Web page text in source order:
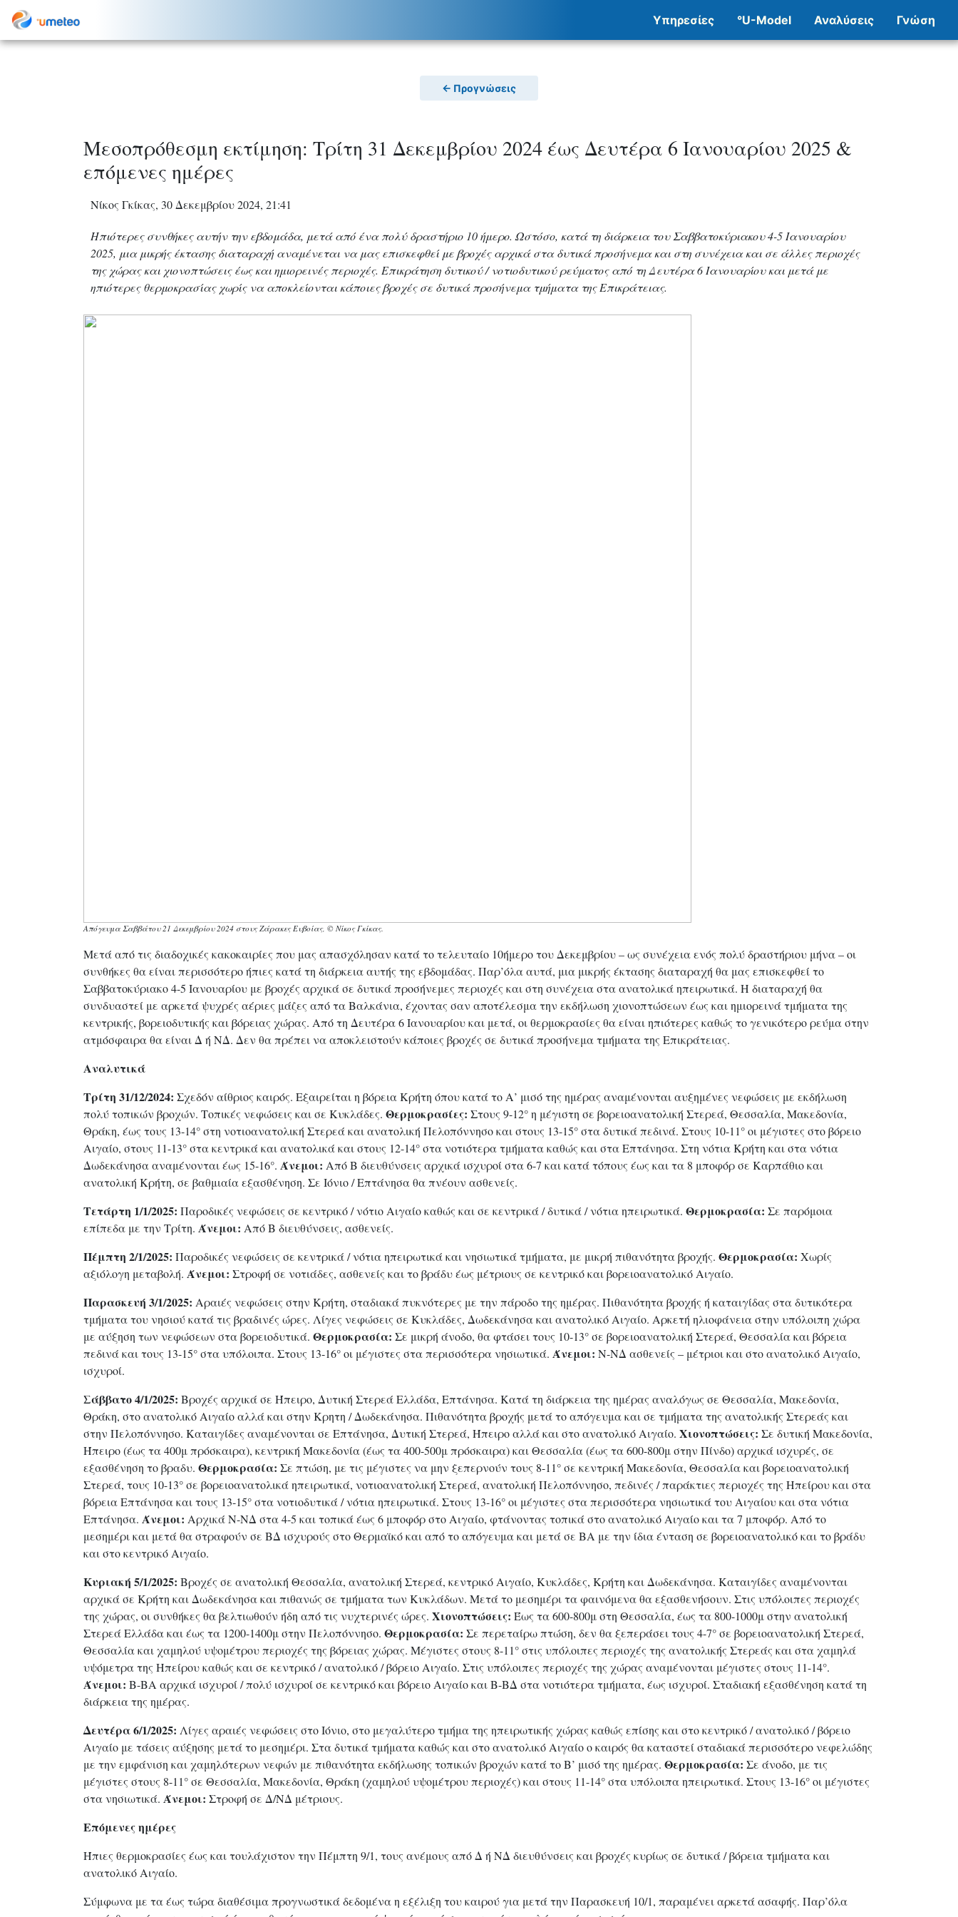
Υπηρεσίες °U-Model Αναλύσεις Γνώση
← Προγνώσεις
Μεσοπρόθεσμη εκτίμηση: Τρίτη 31 Δεκεμβρίου 2024 έως Δευτέρα 6 Ιανουαρίου 2025 &
επόμενες ημέρες
Νίκος Γκίκας, 30 Δεκεμβρίου 2024, 21:41
Ηπιότερες συνθήκες αυτήν την εβδομάδα, μετά από ένα πολύ δραστήριο 10 ήμερο. Ωστόσο, κατά τη διάρκεια του Σαββατοκύριακου 4-5 Ιανουαρίου
2025, μια μικρής έκτασης διαταραχή αναμένεται να μας επισκεφθεί με βροχές αρχικά στα δυτικά προσήνεμα και στη συνέχεια και σε άλλες περιοχές
της χώρας και χιονοπτώσεις έως και ημιορεινές περιοχές. Επικράτηση δυτικού / νοτιοδυτικού ρεύματος από τη Δευτέρα 6 Ιανουαρίου και μετά με
ηπιότερες θερμοκρασίας χωρίς να αποκλείονται κάποιες βροχές σε δυτικά προσήνεμα τμήματα της Επικράτειας.
Απόγευμα Σαββάτου 21 Δεκεμβρίου 2024 στους Ζάρακες Ευβοίας, © Νίκος Γκίκας.
Μετά από τις διαδοχικές κακοκαιρίες που μας απασχόλησαν κατά το τελευταίο 10ήμερο του Δεκεμβρίου – ως συνέχεια ενός πολύ δραστήριου μήνα – οι
συνθήκες θα είναι περισσότερο ήπιες κατά τη διάρκεια αυτής της εβδομάδας. Παρ’όλα αυτά, μια μικρής έκτασης διαταραχή θα μας επισκεφθεί το
Σαββατοκύριακο 4-5 Ιανουαρίου με βροχές αρχικά σε δυτικά προσήνεμες περιοχές και στη συνέχεια στα ανατολικά ηπειρωτικά. Η διαταραχή θα
συνδυαστεί με αρκετά ψυχρές αέριες μάζες από τα Βαλκάνια, έχοντας σαν αποτέλεσμα την εκδήλωση χιονοπτώσεων έως και ημιορεινά τμήματα της
κεντρικής, βορειοδυτικής και βόρειας χώρας. Από τη Δευτέρα 6 Ιανουαρίου και μετά, οι θερμοκρασίες θα είναι ηπιότερες καθώς το γενικότερο ρεύμα στην
ατμόσφαιρα θα είναι Δ ή ΝΔ. Δεν θα πρέπει να αποκλειστούν κάποιες βροχές σε δυτικά προσήνεμα τμήματα της Επικράτειας.
Αναλυτικά
Τρίτη 31/12/2024: Σχεδόν αίθριος καιρός. Εξαιρείται η βόρεια Κρήτη όπου κατά το Α’ μισό της ημέρας αναμένονται αυξημένες νεφώσεις με εκδήλωση
πολύ τοπικών βροχών. Τοπικές νεφώσεις και σε Κυκλάδες. Θερμοκρασίες: Στους 9-12° η μέγιστη σε βορειοανατολική Στερεά, Θεσσαλία, Μακεδονία,
Θράκη, έως τους 13-14° στη νοτιοανατολική Στερεά και ανατολική Πελοπόννησο και στους 13-15° στα δυτικά πεδινά. Στους 10-11° οι μέγιστες στο βόρειο
Αιγαίο, στους 11-13° στα κεντρικά και ανατολικά και στους 12-14° στα νοτιότερα τμήματα καθώς και στα Επτάνησα. Στη νότια Κρήτη και στα νότια
Δωδεκάνησα αναμένονται έως 15-16°. Άνεμοι: Από Β διευθύνσεις αρχικά ισχυροί στα 6-7 και κατά τόπους έως και τα 8 μποφόρ σε Καρπάθιο και
ανατολική Κρήτη, σε βαθμιαία εξασθένηση. Σε Ιόνιο / Επτάνησα θα πνέουν ασθενείς.
Τετάρτη 1/1/2025: Παροδικές νεφώσεις σε κεντρικό / νότιο Αιγαίο καθώς και σε κεντρικά / δυτικά / νότια ηπειρωτικά. Θερμοκρασία: Σε παρόμοια
επίπεδα με την Τρίτη. Άνεμοι: Από Β διευθύνσεις, ασθενείς.
Πέμπτη 2/1/2025: Παροδικές νεφώσεις σε κεντρικά / νότια ηπειρωτικά και νησιωτικά τμήματα, με μικρή πιθανότητα βροχής. Θερμοκρασία: Χωρίς
αξιόλογη μεταβολή. Άνεμοι: Στροφή σε νοτιάδες, ασθενείς και το βράδυ έως μέτριους σε κεντρικό και βορειοανατολικό Αιγαίο.
Παρασκευή 3/1/2025: Αραιές νεφώσεις στην Κρήτη, σταδιακά πυκνότερες με την πάροδο της ημέρας. Πιθανότητα βροχής ή καταιγίδας στα δυτικότερα
τμήματα του νησιού κατά τις βραδινές ώρες. Λίγες νεφώσεις σε Κυκλάδες, Δωδεκάνησα και ανατολικό Αιγαίο. Αρκετή ηλιοφάνεια στην υπόλοιπη χώρα
με αύξηση των νεφώσεων στα βορειοδυτικά. Θερμοκρασία: Σε μικρή άνοδο, θα φτάσει τους 10-13° σε βορειοανατολική Στερεά, Θεσσαλία και βόρεια
πεδινά και τους 13-15° στα υπόλοιπα. Στους 13-16° οι μέγιστες στα περισσότερα νησιωτικά. Άνεμοι: Ν-ΝΔ ασθενείς – μέτριοι και στο ανατολικό Αιγαίο,
ισχυροί.
Σάββατο 4/1/2025: Βροχές αρχικά σε Ήπειρο, Δυτική Στερεά Ελλάδα, Επτάνησα. Κατά τη διάρκεια της ημέρας αναλόγως σε Θεσσαλία, Μακεδονία,
Θράκη, στο ανατολικό Αιγαίο αλλά και στην Κρητη / Δωδεκάνησα. Πιθανότητα βροχής μετά το απόγευμα και σε τμήματα της ανατολικής Στερεάς και
στην Πελοπόννησο. Καταιγίδες αναμένονται σε Επτάνησα, Δυτική Στερεά, Ήπειρο αλλά και στο ανατολικό Αιγαίο. Χιονοπτώσεις: Σε δυτική Μακεδονία,
Ήπειρο (έως τα 400μ πρόσκαιρα), κεντρική Μακεδονία (έως τα 400-500μ πρόσκαιρα) και Θεσσαλία (έως τα 600-800μ στην Πίνδο) αρχικά ισχυρές, σε
εξασθένηση το βραδυ. Θερμοκρασία: Σε πτώση, με τις μέγιστες να μην ξεπερνούν τους 8-11° σε κεντρική Μακεδονία, Θεσσαλία και βορειοανατολική
Στερεά, τους 10-13° σε βορειοανατολικά ηπειρωτικά, νοτιοανατολική Στερεά, ανατολική Πελοπόννησο, πεδινές / παράκτιες περιοχές της Ηπείρου και στα
βόρεια Επτάνησα και τους 13-15° στα νοτιοδυτικά / νότια ηπειρωτικά. Στους 13-16° οι μέγιστες στα περισσότερα νησιωτικά του Αιγαίου και στα νότια
Επτάνησα. Άνεμοι: Αρχικά Ν-ΝΔ στα 4-5 και τοπικά έως 6 μποφόρ στο Αιγαίο, φτάνοντας τοπικά στο ανατολικό Αιγαίο και τα 7 μποφόρ. Από το
μεσημέρι και μετά θα στραφούν σε ΒΔ ισχυρούς στο Θερμαϊκό και από το απόγευμα και μετά σε ΒΑ με την ίδια ένταση σε βορειοανατολικό και το βράδυ
και στο κεντρικό Αιγαίο.
Κυριακή 5/1/2025: Βροχές σε ανατολική Θεσσαλία, ανατολική Στερεά, κεντρικό Αιγαίο, Κυκλάδες, Κρήτη και Δωδεκάνησα. Καταιγίδες αναμένονται
αρχικά σε Κρήτη και Δωδεκάνησα και πιθανώς σε τμήματα των Κυκλάδων. Μετά το μεσημέρι τα φαινόμενα θα εξασθενήσουν. Στις υπόλοιπες περιοχές
της χώρας, οι συνθήκες θα βελτιωθούν ήδη από τις νυχτερινές ώρες. Χιονοπτώσεις: Έως τα 600-800μ στη Θεσσαλία, έως τα 800-1000μ στην ανατολική
Στερεά Ελλάδα και έως τα 1200-1400μ στην Πελοπόννησο. Θερμοκρασία: Σε περεταίρω πτώση, δεν θα ξεπεράσει τους 4-7° σε βορειοανατολική Στερεά,
Θεσσαλία και χαμηλού υψομέτρου περιοχές της βόρειας χώρας. Μέγιστες στους 8-11° στις υπόλοιπες περιοχές της ανατολικής Στερεάς και στα χαμηλά
υψόμετρα της Ηπείρου καθώς και σε κεντρικό / ανατολικό / βόρειο Αιγαίο. Στις υπόλοιπες περιοχές της χώρας αναμένονται μέγιστες στους 11-14°.
Άνεμοι: Β-ΒΑ αρχικά ισχυροί / πολύ ισχυροί σε κεντρικό και βόρειο Αιγαίο και Β-ΒΔ στα νοτιότερα τμήματα, έως ισχυροί. Σταδιακή εξασθένηση κατά τη
διάρκεια της ημέρας.
Δευτέρα 6/1/2025: Λίγες αραιές νεφώσεις στο Ιόνιο, στο μεγαλύτερο τμήμα της ηπειρωτικής χώρας καθώς επίσης και στο κεντρικό / ανατολικό / βόρειο
Αιγαίο με τάσεις αύξησης μετά το μεσημέρι. Στα δυτικά τμήματα καθώς και στο ανατολικό Αιγαίο ο καιρός θα καταστεί σταδιακά περισσότερο νεφελώδης
με την εμφάνιση και χαμηλότερων νεφών με πιθανότητα εκδήλωσης τοπικών βροχών κατά το Β’ μισό της ημέρας. Θερμοκρασία: Σε άνοδο, με τις
μέγιστες στους 8-11° σε Θεσσαλία, Μακεδονία, Θράκη (χαμηλού υψομέτρου περιοχές) και στους 11-14° στα υπόλοιπα ηπειρωτικά. Στους 13-16° οι μέγιστες
στα νησιωτικά. Άνεμοι: Στροφή σε Δ/ΝΔ μέτριους.
Επόμενες ημέρες
Ήπιες θερμοκρασίες έως και τουλάχιστον την Πέμπτη 9/1, τους ανέμους από Δ ή ΝΔ διευθύνσεις και βροχές κυρίως σε δυτικά / βόρεια τμήματα και
ανατολικό Αιγαίο.
Σύμφωνα με τα έως τώρα διαθέσιμα προγνωστικά δεδομένα η εξέλιξη του καιρού για μετά την Παρασκευή 10/1, παραμένει αρκετά ασαφής. Παρ’όλα